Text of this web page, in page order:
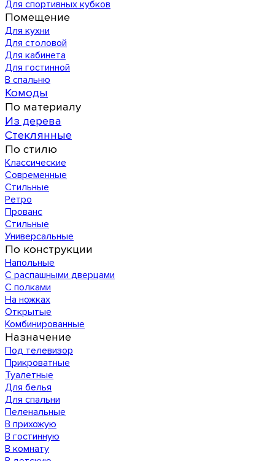
Для спортивных кубков
Помещение
Для кухни
Для столовой
Для кабинета
Для гостинной
В спальню
Комоды
По материалу
Из дерева
Стеклянные
По стилю
Классические
Современные
Стильные
Ретро
Прованс
Стильные
Универсальные
По конструкции
Напольные
С распашными дверцами
С полками
На ножках
Открытые
Комбинированные
Назначение
Под телевизор
Прикроватные
Туалетные
Для белья
Для спальни
Пеленальные
В прихожую
В гостинную
В комнату